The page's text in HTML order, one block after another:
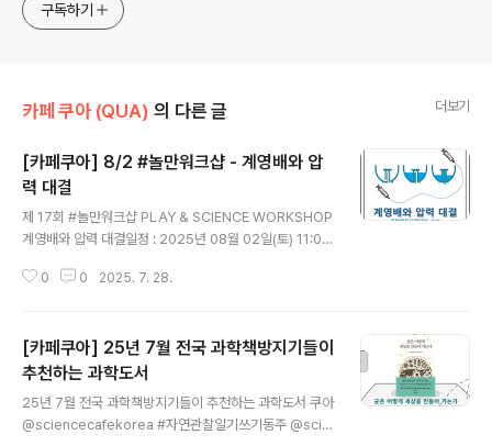
구독하기
카페 쿠아 (QUA) 의 다른 글 더보기
[카페쿠아] 8/2 #놀만워크샵 - 계영배와 압
력 대결
제 17회 #놀만워크샵 PLAY & SCIENCE WORKSHOP
계영배와 압력 대결일정 : 2025년 08월 02일(토) 11:00
쿠아 QUA (대전시 유성구 신성로61번안길 53)내용 : 임
대결 체험비용 : 1인당 1.5만원문의 : 042-867-5897 s
ciencecafekorea@gmail.com신청 : https://forms.
gle/eFcS1PuyU3XtPFRa9​#놀만워크샵 #과학커뮤니
케이터 #수소 #이정원 #체험 #계영배 #임상옥 #사이폰
#파스칼 #압력 #주사기 #실험 #카페쿠아 #쿠아 #QUA
0 0 2025. 7. 28.
[카페쿠아] 25년 7월 전국 과학책방지기들이
추천하는 과학도서
25년 7월 전국 과학책방지기들이 추천하는 과학도서 쿠아
@sciencecafekorea #자연관찰일기쓰기동주 @scie